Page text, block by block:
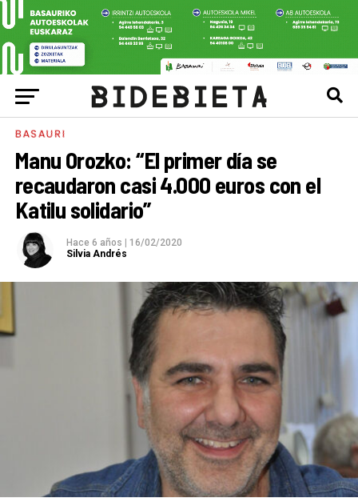
BASAURI
Manu Orozko: “El primer día se
recaudaron casi 4.000 euros con el
Katilu solidario”
Hace 6 años
16/02/2020
Silvia Andrés